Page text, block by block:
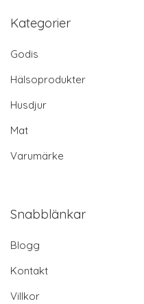
Kategorier
Godis
Hälsoprodukter
Husdjur
Mat
Varumärke
Snabblänkar
Blogg
Kontakt
Villkor